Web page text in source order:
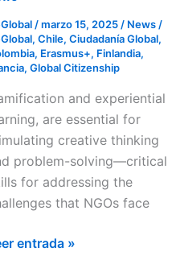
/marzo 15, 2025/ News/
, Chile, Ciudadanía Global,
, Erasmus+, Finlandia,
, Global Citizenship
and experiential
are essential for
creative thinking
problem-solving—critical
for addressing the
that NGOs face
entrada »